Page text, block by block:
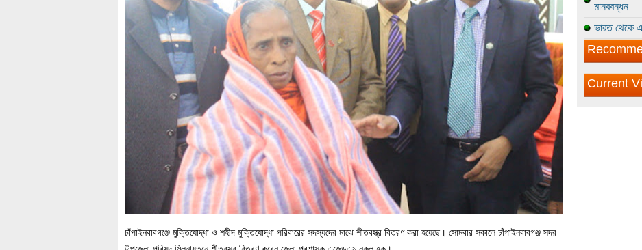
চাঁপাইনবাবগঞ্জে মুক্তিযোদ্ধা ও শহীদ মুক্তিযোদ্ধা পরিবারের সদস্যদের মাঝে শীতবস্ত্র বিতরণ করা হয়েছে। সোমবার সকালে চাঁপাইনবাবগঞ্জ সদর
মানববন্ধন
ভারত থেকে
Current